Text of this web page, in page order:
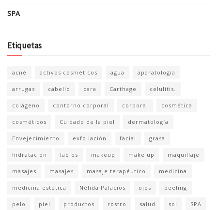
SPA
Etiquetas
acné activos cosméticos agua aparatología
arrugas cabello cara Carthage celulitis.
colágeno contorno corporal corporal cosmética
cosméticos Cuidado de la piel dermatología
Envejecimiento exfoliación facial grasa
hidratación labios makeup make up maquillaje
masajes masajes masaje terapéutico medicina
medicina estética Nélida Palacios ojos peeling
pelo piel productos rostro salud sol SPA